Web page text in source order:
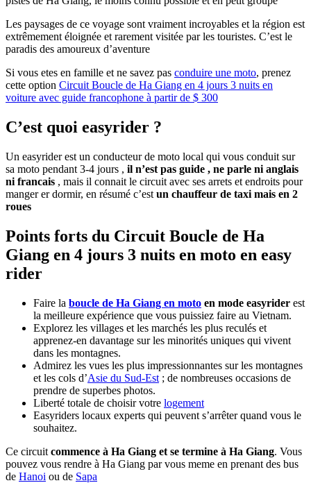
Les paysages de ce voyage sont vraiment incroyables et la région est
extrêmement éloignée et rarement visitée par les touristes. C’est le
paradis des amoureux d’aventure
Si vous etes en famille et ne savez pas conduire une moto, prenez
cette option Circuit Boucle de Ha Giang en 4 jours 3 nuits en
voiture avec guide francophone à partir de $ 300
C’est quoi easyrider ?
Un easyrider est un conducteur de moto local qui vous conduit sur
sa moto pendant 3-4 jours , il n’est pas guide , ne parle ni anglais
ni francais , mais il connait le circuit avec ses arrets et endroits pour
manger er dormir, en résumé c’est un chauffeur de taxi mais en 2
roues
Points forts du Circuit Boucle de Ha
Giang en 4 jours 3 nuits en moto en easy
rider
Faire la boucle de Ha Giang en moto en mode easyrider est
la meilleure expérience que vous puissiez faire au Vietnam.
Explorez les villages et les marchés les plus reculés et
apprenez-en davantage sur les minorités uniques qui vivent
dans les montagnes.
Admirez les vues les plus impressionnantes sur les montagnes
et les cols d’Asie du Sud-Est ; de nombreuses occasions de
prendre de superbes photos.
Liberté totale de choisir votre logement
Easyriders locaux experts qui peuvent s’arrêter quand vous le
souhaitez.
Ce circuit commence à Ha Giang et se termine à Ha Giang. Vous
pouvez vous rendre à Ha Giang par vous meme en prenant des bus
de Hanoi ou de Sapa